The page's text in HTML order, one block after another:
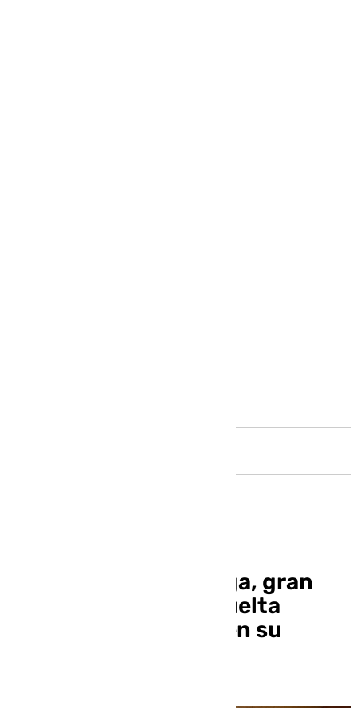
La provincia de Málaga, gran
protagonista en la Vuelta
Ciclista a Andalucía en su